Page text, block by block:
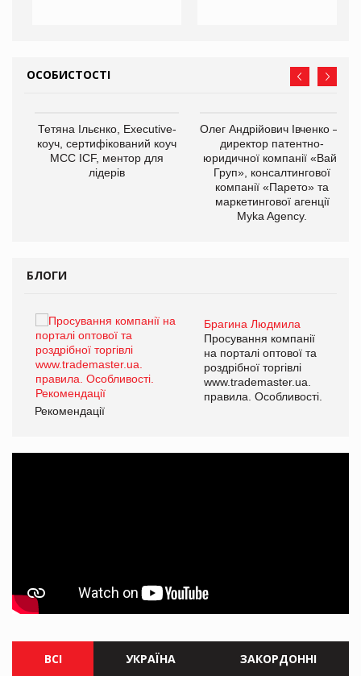
ОСОБИСТОСТІ
Тетяна Ільєнко, Executive-
коуч, сертифікований коуч
МСС ICF, ментор для
лідерів
Олег Андрійович Івченко —
директор патентно-
юридичної компанії «Вайз
Груп», консалтингової
компанії «Парето» та
маркетингової агенції
Myka Agency.
БЛОГИ
Брагина Людмила
Просування компанії
на порталі оптової та
роздрібної торгівлі
www.trademaster.ua.
правила. Особливості.
Рекомендації
ВСІ УКРАЇНА ЗАКОРДОННІ